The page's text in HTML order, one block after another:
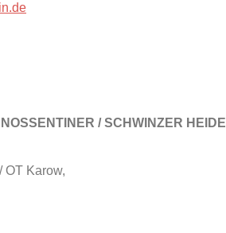
/ SCHWINZER HEIDE
OT Karow,